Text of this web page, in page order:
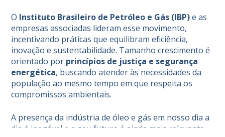
O Instituto Brasileiro de Petróleo e Gás (IBP)e as
empresas associadas lideram esse movimento,
incentivando práticas que equilibram eficiência,
inovação e sustentabilidade. Tamanho crescimento é
orientado por princípios de justiça e segurança
energética, buscando atender às necessidades da
população ao mesmo tempo em que respeita os
compromissos ambientais.
A presença da indústria de óleo e gás em nosso dia a
dia é inegável e o seu futuro é ainda mais relevante.